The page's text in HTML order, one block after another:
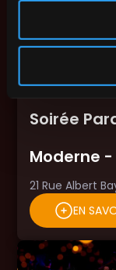
Samedi03
Soirée
Moderne -
21 Rue Albert
EN